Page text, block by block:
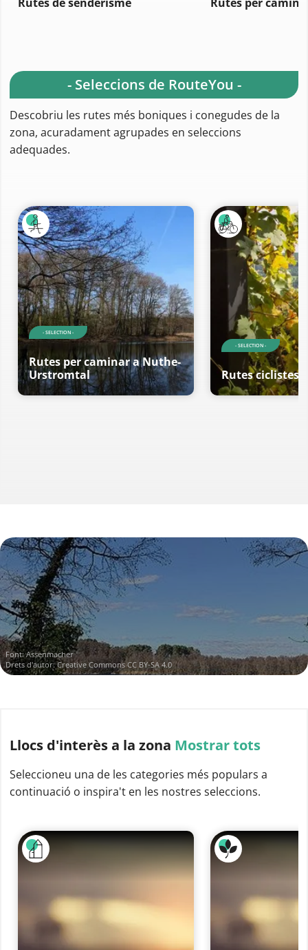
- Seleccions de RouteYou -
Descobriu les rutes més boniques i conegudes de la
zona, acuradament agrupades en seleccions
adequades.
- SELECTION -
Rutes per caminar a Nuthe-
Urstromtal
- SELECTION -
Rutes ciclistes
Font:Assenmacher
Drets d'autor:Creative Commons CC BY-SA 4.0
Llocs d'interèsa la zona Mostrar tots
Seleccioneu una de les categories més populars a
continuació o inspira't en les nostres seleccions.